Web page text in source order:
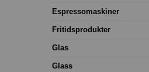
Espressomaskiner
Fritidsprodukter
Glas
Glass